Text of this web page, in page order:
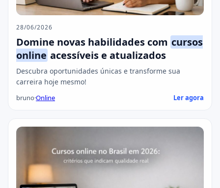
28/06/2026
Domine novas habilidades com cursos
online acessíveis e atualizados
Descubra oportunidades únicas e transforme sua
carreira hoje mesmo!
bruno·Online Ler agora